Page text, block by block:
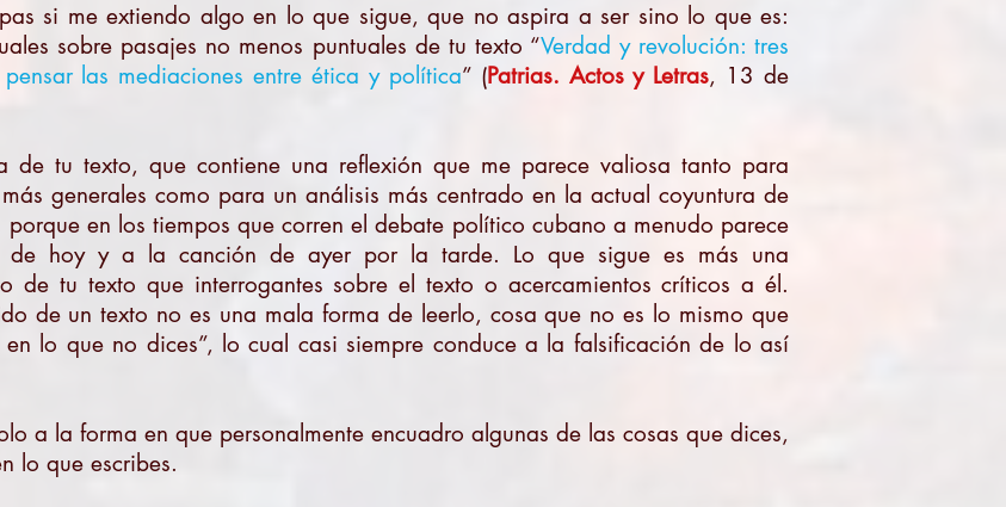
si me extiendo algo en lo que sigue, que no aspira a ser sino lo que es:
sobre pasajes no menos puntuales de tu texto “Verdad y revolución: tres
las mediaciones entre ética y política” (Patrias. Actos y Letras, 13 de
de tu texto, que contiene una reflexión que me parece valiosa tanto para
generales como para un análisis más centrado en la actual coyuntura de
porque en los tiempos que corren el debate político cubano a menudo parece
de hoy y a la canción de ayer por la tarde. Lo que sigue es más una
de tu texto que interrogantes sobre el texto o acercamientos críticos a él.
de un texto no es una mala forma de leerlo, cosa que no es lo mismo que
lo que no dices”, lo cual casi siempre conduce a la falsificación de lo así
a la forma en que personalmente encuadro algunas de las cosas que dices,
lo que escribes.